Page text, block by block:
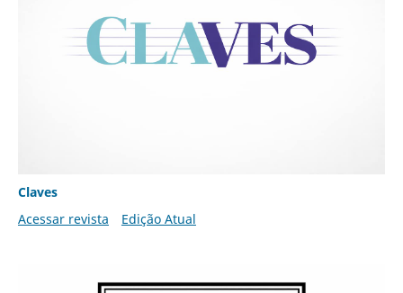
Claves
Acessar revista
Edição Atual